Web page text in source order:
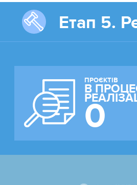
Етап 5.
ПРОЄКТІВ
В
0